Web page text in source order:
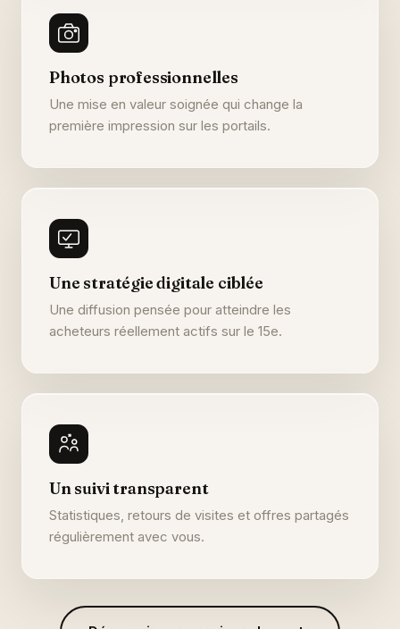
Photos professionnelles
Une mise en valeur soignée qui change la
première impression sur les portails.
Une stratégie digitale ciblée
Une diffusion pensée pour atteindre les
acheteurs réellement actifs sur le 15e.
Un suivi transparent
Statistiques, retours de visites et offres partagés
régulièrement avec vous.